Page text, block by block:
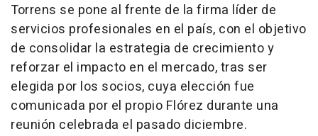
Torrens se pone al frente de la firma líder de
servicios profesionales en el país, con el objetivo
de consolidar la estrategia de crecimiento y
reforzar el impacto en el mercado, tras ser
elegida por los socios, cuya elección fue
comunicada por el propio Flórez durante una
reunión celebrada el pasado diciembre.